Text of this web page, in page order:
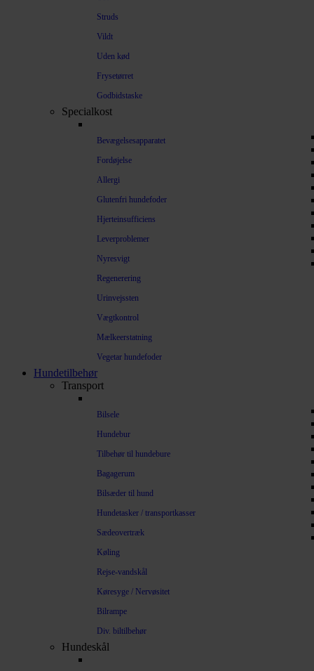
Struds
Vildt
Uden kød
Frysetørret
Godbidstaske
Specialkost
Bevægelsesapparatet
Fordøjelse
Allergi
Glutenfri hundefoder
Hjerteinsufficiens
Leverproblemer
Nyresvigt
Regenerering
Urinvejssten
Vægtkontrol
Mælkeerstatning
Vegetar hundefoder
Hundetilbehør
Transport
Bilsele
Hundebur
Tilbehør til hundebure
Bagagerum
Bilsæder til hund
Hundetasker / transportkasser
Sædeovertræk
Køling
Rejse-vandskål
Køresyge / Nervøsitet
Bilrampe
Div. biltilbehør
Hundeskål